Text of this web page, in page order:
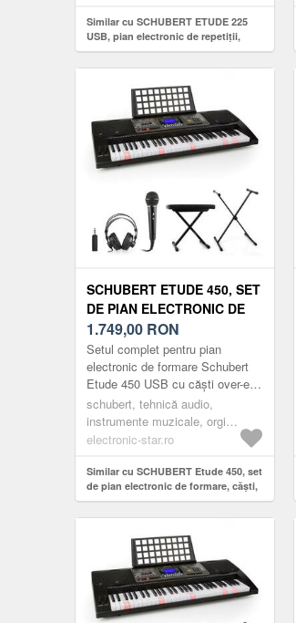
Similar cu SCHUBERT ETUDE 225
USB, pian electronic de repetiții,
căști și microfon
SCHUBERT ETUDE 450, SET
DE PIAN ELECTRONIC DE
FORMARE, CĂȘTI,
MICROFON, SUPORT,
SCAUN, ADAPTOR
1.749,00 RON
Setul complet pentru pian
electronic de formare Schubert
Etude 450 USB cu căști over-ear,
microfon dinamic, adaptor din 3,
5 mm la 6, 3 mm jack, su...
schubert, tehnică audio,
instrumente muzicale, orgi
electronice
electronic-star.ro
Similar cu SCHUBERT Etude 450, set
de pian electronic de formare, căști,
microfon, suport, scaun, adaptor